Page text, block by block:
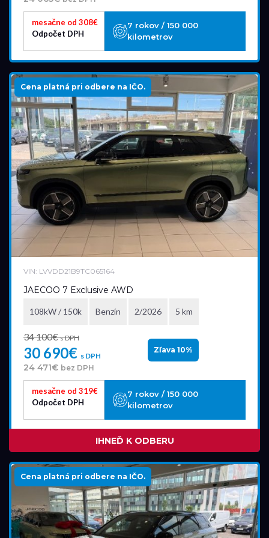
2026
2026
Cena
23 800 €
51 300 €
Stav
Na ceste
Skladom
Vo výrobe
Vo výrobe, s možnosťou meniť konfiguráciu
mesačne od 308€
Odpočet DPH
7 rokov / 150 000
kilometrov
Cena platná pri odbere na IČO.
VIN: LVVDD21B9TC065164
JAECOO 7 Exclusive AWD
108kW / 150k Benzín 2/2026 5 km
34 100€s DPH
30 690€ s DPH
24 471€ bez DPH
Zľava 10%
mesačne od 319€
Odpočet DPH
7 rokov / 150 000
kilometrov
IHNEĎ K ODBERU
Cena platná pri odbere na IČO.